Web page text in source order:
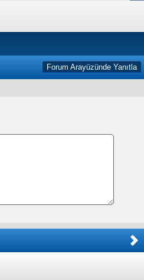
Forum Arayüzünde Yanıtla